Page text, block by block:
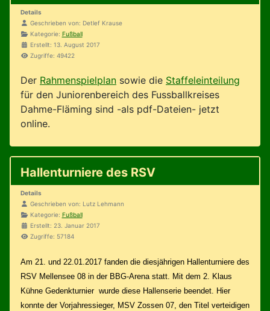
Details
Geschrieben von: Detlef Krause
Kategorie: Fußball
Erstellt: 13. August 2017
Zugriffe: 49422
Der Rahmenspielplan sowie die Staffeleinteilung
für den Juniorenbereich des Fussballkreises
Dahme-Fläming sind -als pdf-Dateien- jetzt
online.
Hallenturniere des RSV
Details
Geschrieben von: Lutz Lehmann
Kategorie: Fußball
Erstellt: 23. Januar 2017
Zugriffe: 57184
Am 21. und 22.01.2017 fanden die diesjährigen Hallenturniere des
RSV Mellensee 08 in der BBG-Arena statt. Mit dem 2. Klaus
Kühne Gedenkturnier wurde diese Hallenserie beendet. Hier
konnte der Vorjahressieger, MSV Zossen 07, den Titel verteidigen